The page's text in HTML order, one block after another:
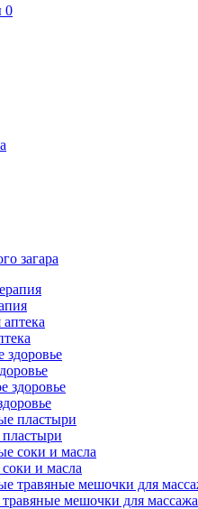
0
загара
и масла
мешочки для массажа